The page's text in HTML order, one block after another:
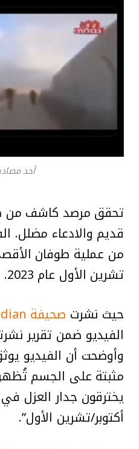
أحد
تحقق مرصد كاشف من
قديم والادعاء مضلل.
من عملية طوفان
تشرين الأول عام 2023.
حيث نشرت صحيفة The guardian
وأوضحت أن الفيديو
مثبتة على الجسم
أكتوبر/تشرين الأول”.